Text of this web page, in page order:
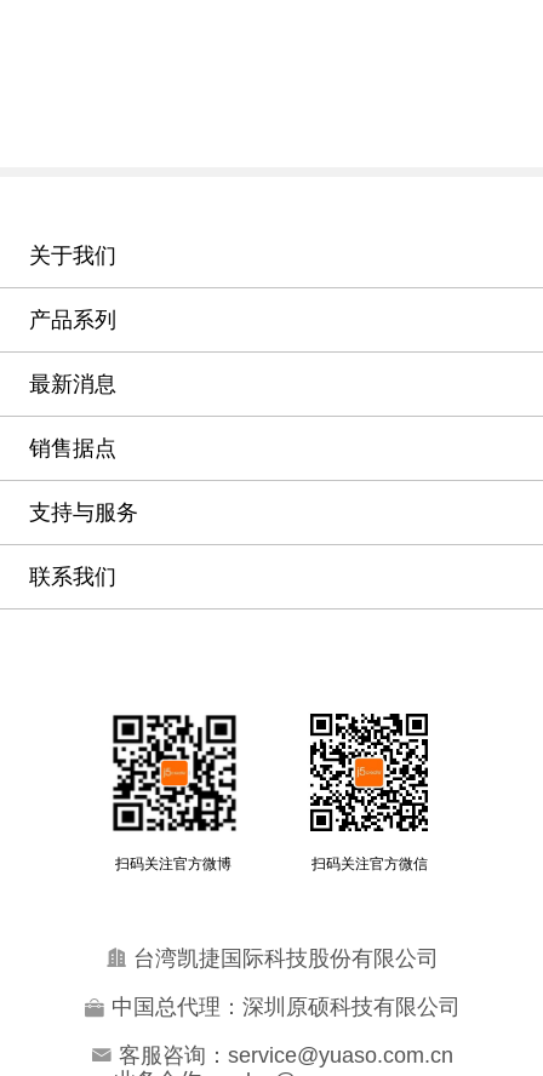
关于我们
产品系列
最新消息
销售据点
支持与服务
联系我们
扫码关注官方微博 扫码关注官方微信
台湾凯捷国际科技股份有限公司
中国总代理：深圳原硕科技有限公司
客服咨询：service@yuaso.com.cn